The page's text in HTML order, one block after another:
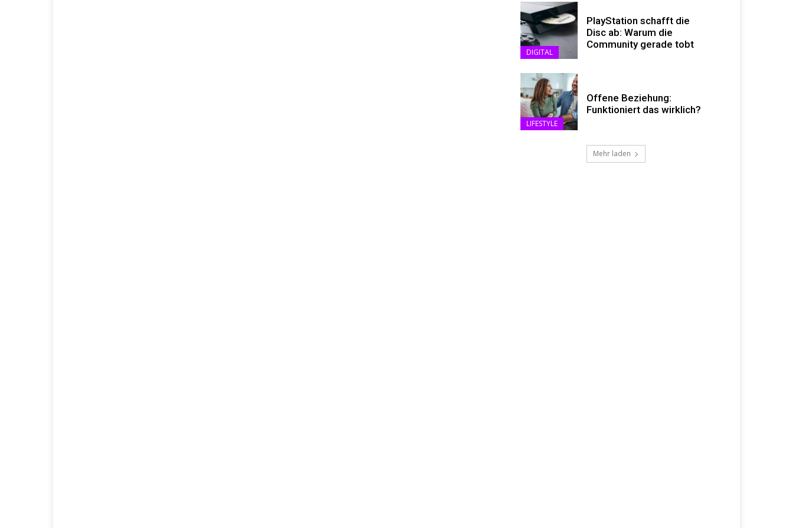
DIGITAL
PlayStation schafft die
Disc ab: Warum die
Community gerade tobt
LIFESTYLE
Offene Beziehung:
Funktioniert das wirklich?
Mehr laden